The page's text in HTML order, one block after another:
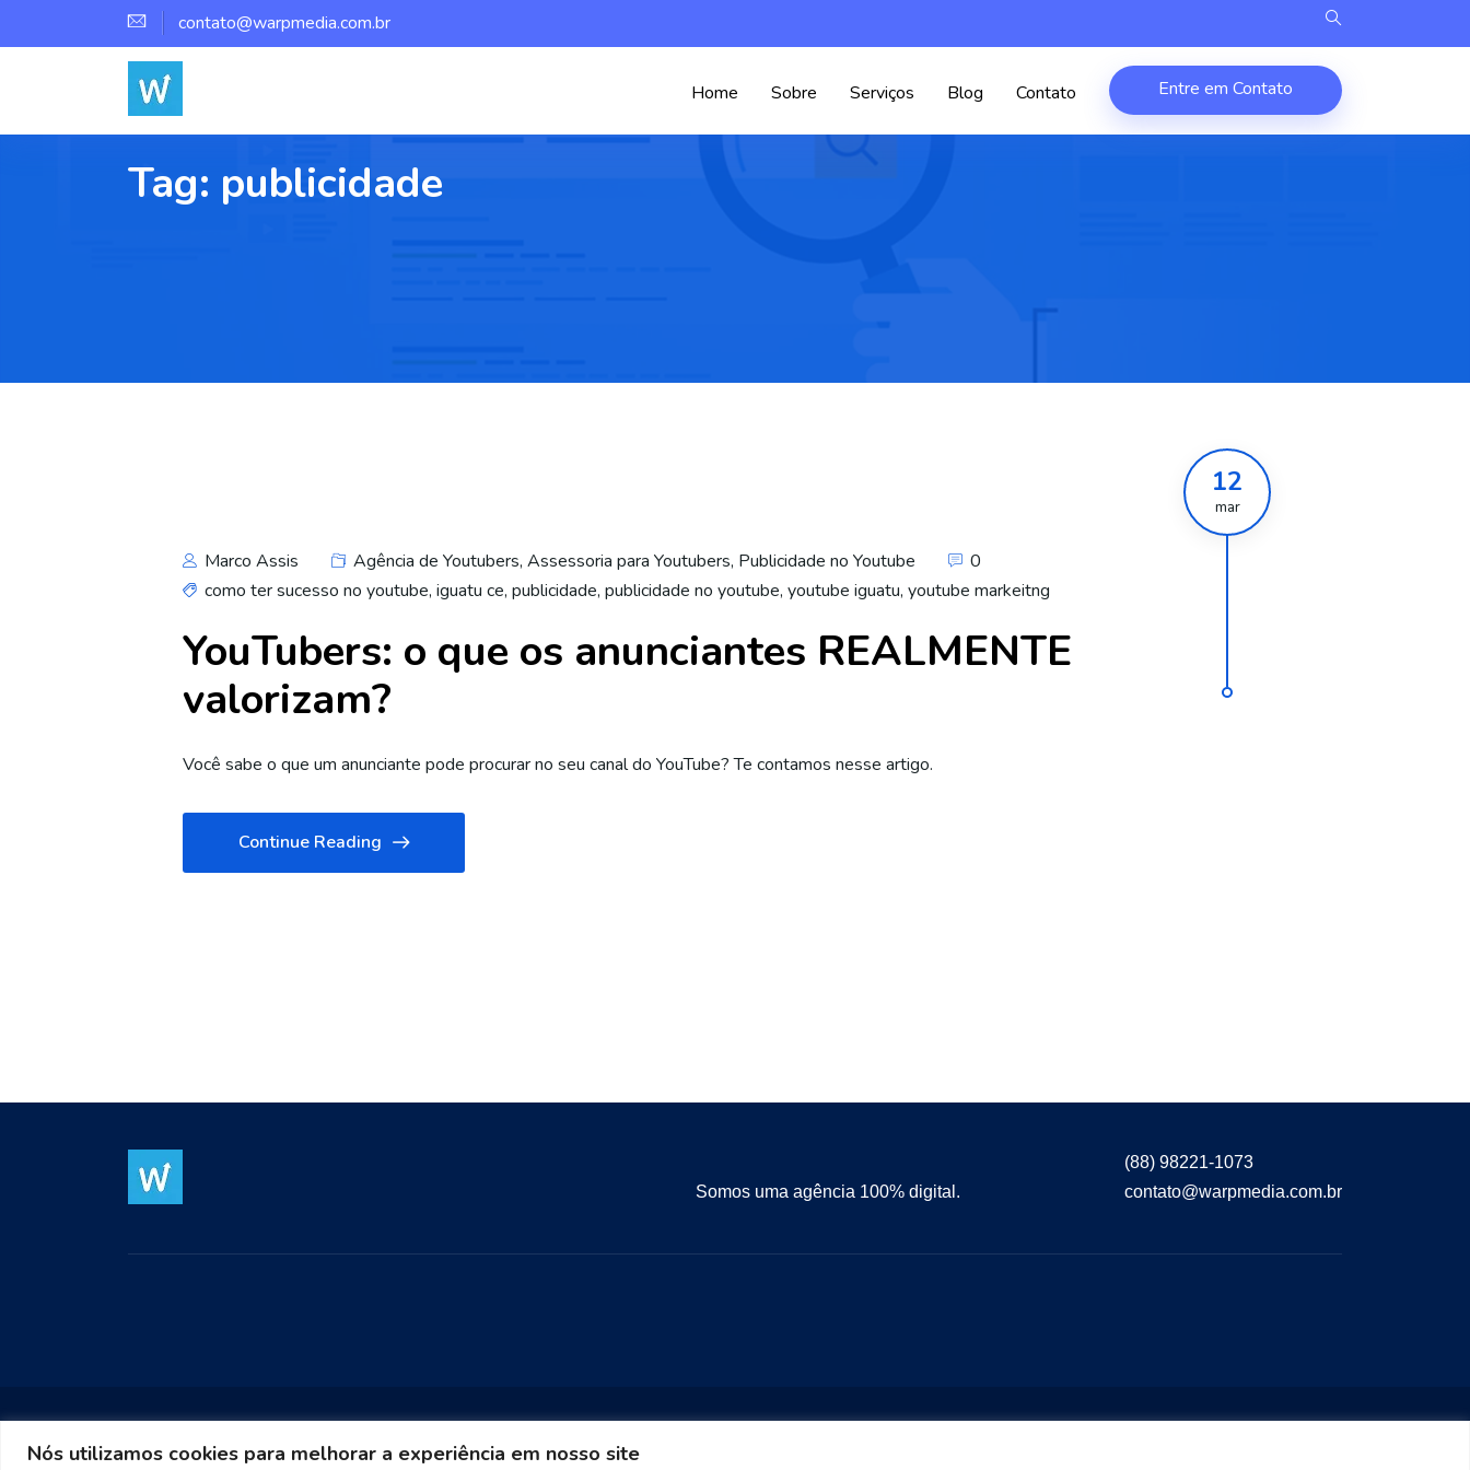
Nós utilizamos cookies para melhorar a experiência em nosso site
contato@warpmedia.com.br
Home Sobre Serviços Blog Contato Entre em Contato
Tag: publicidade
Marco Assis Agência de Youtubers, Assessoria para Youtubers, Publicidade no Youtube 0
12
mar
como ter sucesso no youtube, iguatu ce, publicidade, publicidade no youtube, youtube iguatu, youtube markeitng
YouTubers: o que os anunciantes REALMENTE
valorizam?
Você sabe o que um anunciante pode procurar no seu canal do YouTube? Te contamos nesse artigo.
Continue Reading
Somos uma agência 100% digital.
(88) 98221-1073
contato@warpmedia.com.br